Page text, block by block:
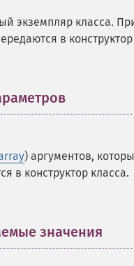
экземпляр класса.
в конструктор
) аргументов,
в конструктор класса.
значения